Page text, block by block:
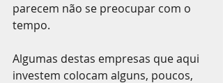
parecem não se preocupar com o
tempo.
Algumas destas empresas que aqui
investem colocam alguns, poucos,